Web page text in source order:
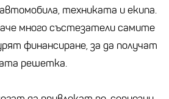
техниката и екипа.
много състезатели самите
финансиране, за да получат
решетка.